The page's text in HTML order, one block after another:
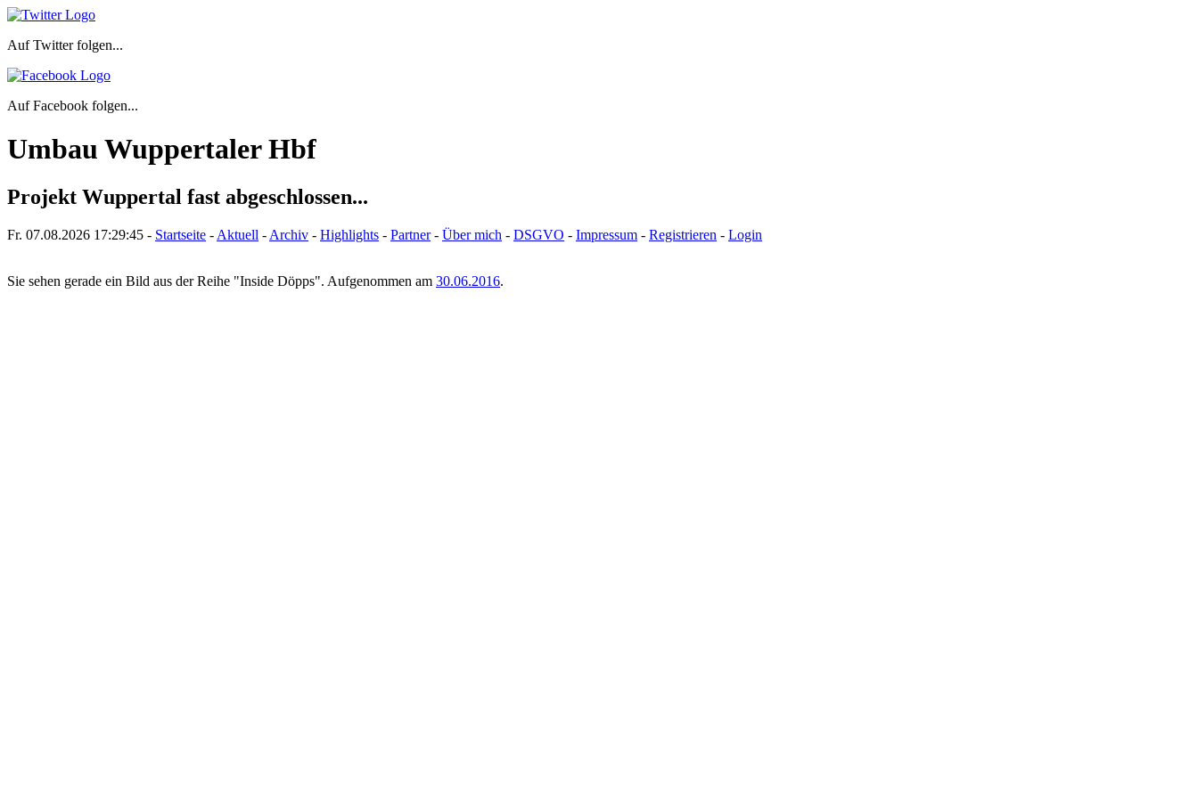
Auf Twitter folgen...
Auf Facebook folgen...
Umbau Wuppertaler Hbf
Projekt Wuppertal fast abgeschlossen...
Fr. 07.08.2026 17:29:45 - Startseite - Aktuell - Archiv - Highlights - Partner- Über mich - DSGVO - Impressum - Registrieren - Login
Sie sehen gerade ein Bild aus der Reihe "Inside Döpps". Aufgenommen am 30.06.2016.